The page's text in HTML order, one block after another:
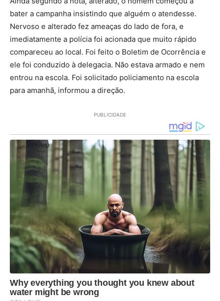
bater a campanha insistindo que alguém o atendesse.
Nervoso e alterado fez ameaças do lado de fora, e
imediatamente a polícia foi acionada que muito rápido
compareceu ao local. Foi feito o Boletim de Ocorrência e
ele foi conduzido à delegacia. Não estava armado e nem
entrou na escola. Foi solicitado policiamento na escola
para amanhã, informou a direção.
PUBLICIDADE